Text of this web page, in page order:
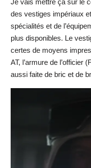
des vestiges impériaux
spécialités et de
plus disponibles. Le
certes de moyens
AT, l’armure de l’officier
aussi faite de bric et de